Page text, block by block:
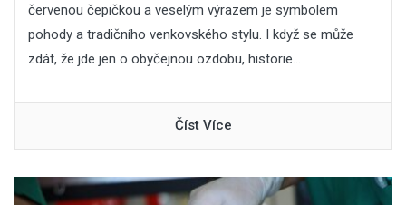
červenou čepičkou a veselým výrazem je symbolem
pohody a tradičního venkovského stylu. I když se může
zdát, že jde jen o obyčejnou ozdobu, historie...
Číst Více